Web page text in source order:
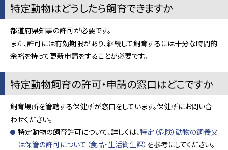
特定動物はどうしたら飼育できますか
都道府県知事の許可が必要です。
また、許可には有効期限があり、継続して飼育するには十分な時間的
余裕を持って更新申請をすることが必要です。
特定動物飼育の許可・申請の窓口はどこですか
飼育場所を管轄する保健所が窓口をしています。保健所にお問い合
わせください。
特定動物の飼育許可について、詳しくは、特定（危険）動物の飼養又
は保管の許可について（食品・生活衛生課） を参考にしてください。